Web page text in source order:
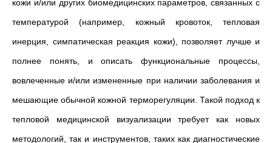
кожи и/или других биомедицинских параметров, связанных с
температурой (например, кожный кровоток, тепловая
инерция, симпатическая реакция кожи), позволяет лучше и
полнее понять, и описать функциональные процессы,
вовлеченные и/или измененные при наличии заболевания и
мешающие обычной кожной терморегуляции. Такой подход к
тепловой медицинской визуализации требует как новых
методологий, так и инструментов, таких как диагностические